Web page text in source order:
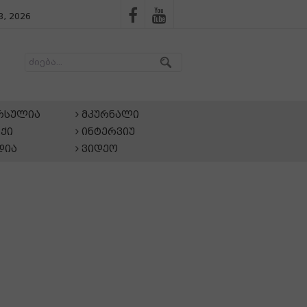
2026
მკურნალი
ინტერვიუ
ვიდეო